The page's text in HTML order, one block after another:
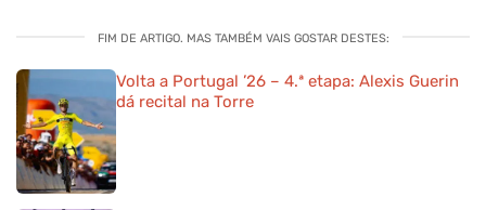
FIM DE ARTIGO. MAS TAMBÉM VAIS GOSTAR DESTES:
Volta a Portugal ’26 – 4.ª etapa: Alexis Guerin
dá recital na Torre